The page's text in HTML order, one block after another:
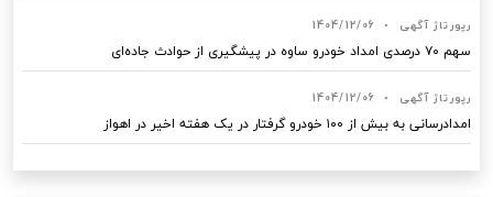
رپورتاژ آگهی •
1404/12/06
سهم ۷۰ درصدی امداد خودرو ساوه در پیشگیری از حوادث جاده‌ای
رپورتاژ آگهی •
1404/12/06
امدادرسانی به بیش از ۱۰۰ خودرو گرفتار در یک هفته اخیر در اهواز